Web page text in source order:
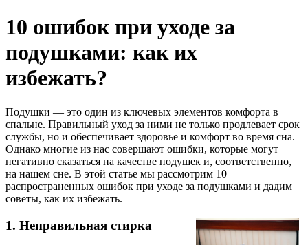
10 ошибок при уходе за
подушками: как их
избежать?
Подушки — это один из ключевых элементов комфорта в
спальне. Правильный уход за ними не только продлевает срок
службы, но и обеспечивает здоровье и комфорт во время сна.
Однако многие из нас совершают ошибки, которые могут
негативно сказаться на качестве подушек и, соответственно,
на нашем сне. В этой статье мы рассмотрим 10
распространенных ошибок при уходе за подушками и дадим
советы, как их избежать.
1. Неправильная стирка